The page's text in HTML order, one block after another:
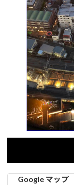
Google マップ